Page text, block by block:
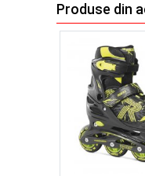
Produse din